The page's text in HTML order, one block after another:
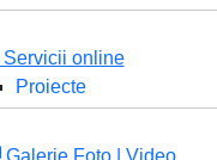
online
Proiecte
Galerie Foto | Video